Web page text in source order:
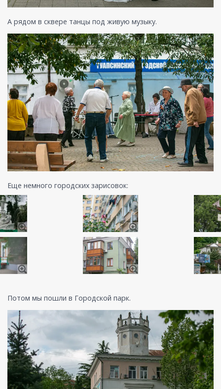
А рядом в сквере танцы под живую музыку.
Еще немного городских зарисовок:
Потом мы пошли в Городской парк.